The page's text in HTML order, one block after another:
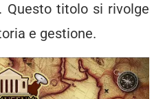
. Questo titolo si rivolge
e gestione.